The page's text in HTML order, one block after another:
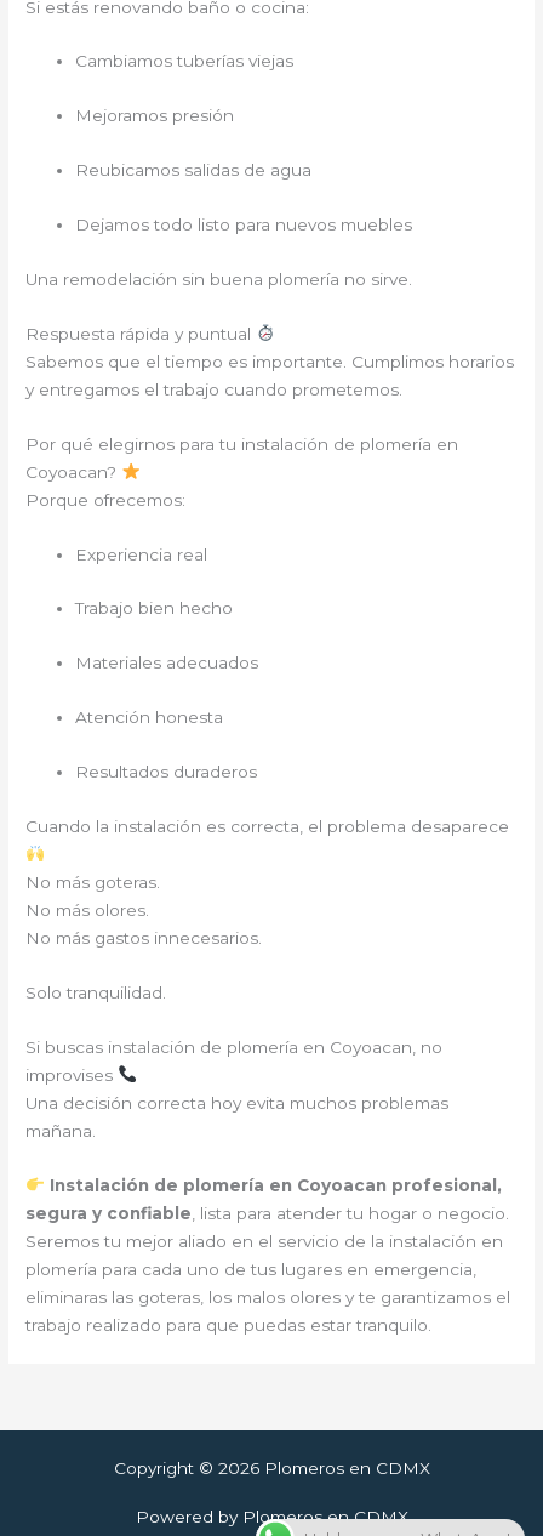
Si estás renovando baño o cocina:
Cambiamos tuberías viejas
Mejoramos presión
Reubicamos salidas de agua
Dejamos todo listo para nuevos muebles
Una remodelación sin buena plomería no sirve.
Respuesta rápida y puntual
Sabemos que el tiempo es importante. Cumplimos horarios
y entregamos el trabajo cuando prometemos.
Por qué elegirnos para tu instalación de plomería en
Coyoacan?
Porque ofrecemos:
Experiencia real
Trabajo bien hecho
Materiales adecuados
Atención honesta
Resultados duraderos
Cuando la instalación es correcta, el problema desaparece
No más goteras.
No más olores.
No más gastos innecesarios.
Solo tranquilidad.
Si buscas instalación de plomería en Coyoacan, no
improvises
Una decisión correcta hoy evita muchos problemas
mañana.
Instalación de plomería en Coyoacan profesional,
segura y confiable , lista para atender tu hogar o negocio.
Seremos tu mejor aliado en el servicio de la instalación en
plomería para cada uno de tus lugares en emergencia,
eliminaras las goteras, los malos olores y te garantizamos el
trabajo realizado para que puedas estar tranquilo.
Copyright © 2026 Plomeros en CDMX
Powered by Plomeros en CDMX